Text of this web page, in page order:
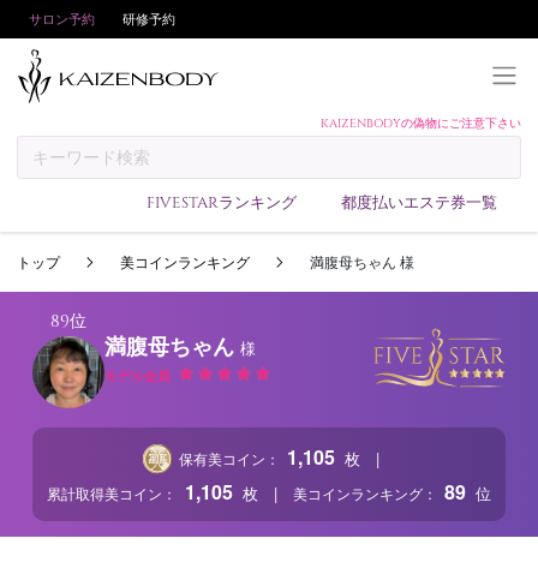
サロン予約 研修予約
KAIZENBODYの偽物にご注意下さい
FIVESTARランキング 都度払いエステ券一覧
予約方法
サロンランキング
アンケート
ブログ
トップ 美コインランキング 満腹母ちゃん 様
89位
満腹母ちゃん 様
モデル会員
保有美コイン： 1,105 枚 |
累計取得美コイン： 1,105枚 | 美コインランキング： 89 位